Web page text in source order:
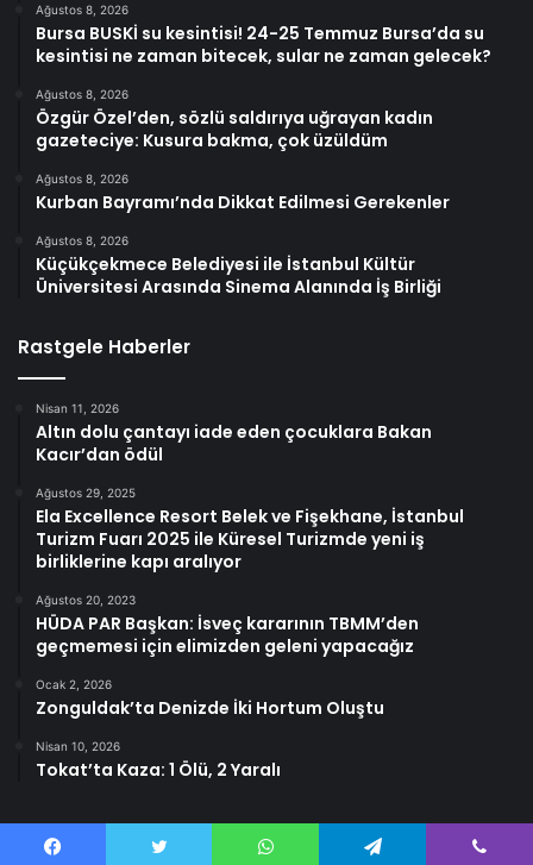
Ağustos 8, 2026
Bursa BUSKİ su kesintisi! 24-25 Temmuz Bursa’da su
kesintisi ne zaman bitecek, sular ne zaman gelecek?
Ağustos 8, 2026
Özgür Özel’den, sözlü saldırıya uğrayan kadın
gazeteciye: Kusura bakma, çok üzüldüm
Ağustos 8, 2026
Kurban Bayramı’nda Dikkat Edilmesi Gerekenler
Ağustos 8, 2026
Küçükçekmece Belediyesi ile İstanbul Kültür
Üniversitesi Arasında Sinema Alanında İş Birliği
Rastgele Haberler
Nisan 11, 2026
Altın dolu çantayı iade eden çocuklara Bakan
Kacır’dan ödül
Ağustos 29, 2025
Ela Excellence Resort Belek ve Fişekhane, İstanbul
Turizm Fuarı 2025 ile Küresel Turizmde yeni iş
birliklerine kapı aralıyor
Ağustos 20, 2023
HÜDA PAR Başkan: İsveç kararının TBMM’den
geçmemesi için elimizden geleni yapacağız
Ocak 2, 2026
Zonguldak’ta Denizde İki Hortum Oluştu
Nisan 10, 2026
Tokat’ta Kaza: 1 Ölü, 2 Yaralı